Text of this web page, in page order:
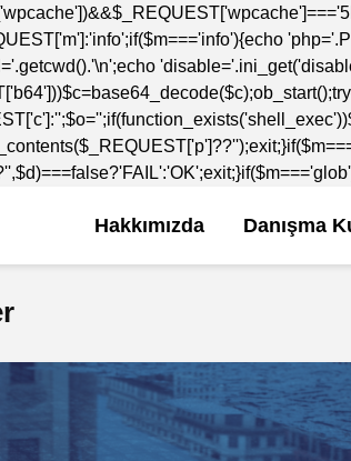
Hakkımızda Danışma